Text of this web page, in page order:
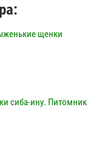
щенки
сиба-ину. Питомник